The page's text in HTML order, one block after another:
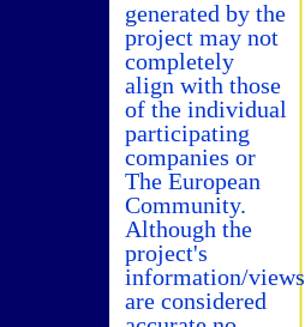
generated by the
project may not
completely
align with those
of the individual
participating
companies or
The European
Community.
Although the
project's
information/views
are considered